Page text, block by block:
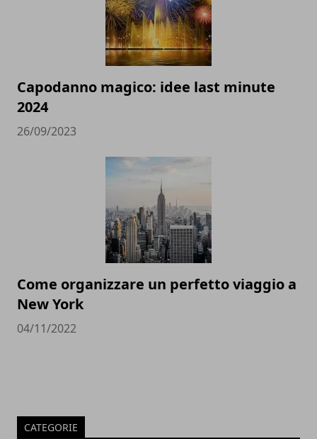
Capodanno magico: idee last minute
2024
26/09/2023
Come organizzare un perfetto viaggio a
New York
04/11/2022
CATEGORIE